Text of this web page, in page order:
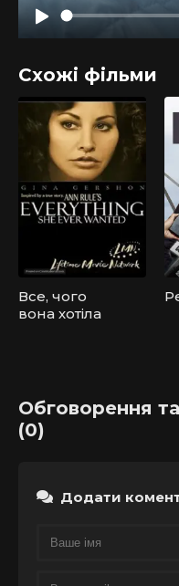
Схожі фільми
Все, чого
вона хотіла
Обговорення
(0)
Додати